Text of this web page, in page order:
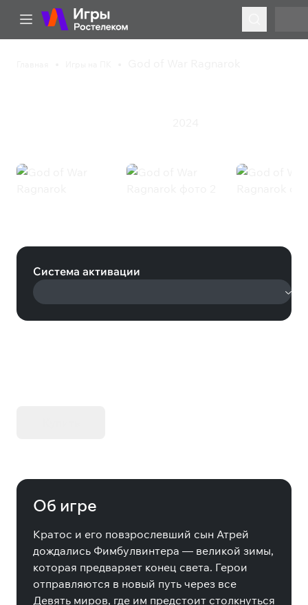
Система активации
Об игре
Кратос и его повзрослевший сын Атрей
дождались Фимбулвинтера — великой зимы,
которая предваряет конец света. Герои
отправляются в новый путь через все
Девять миров, где им предстоит столкнуться